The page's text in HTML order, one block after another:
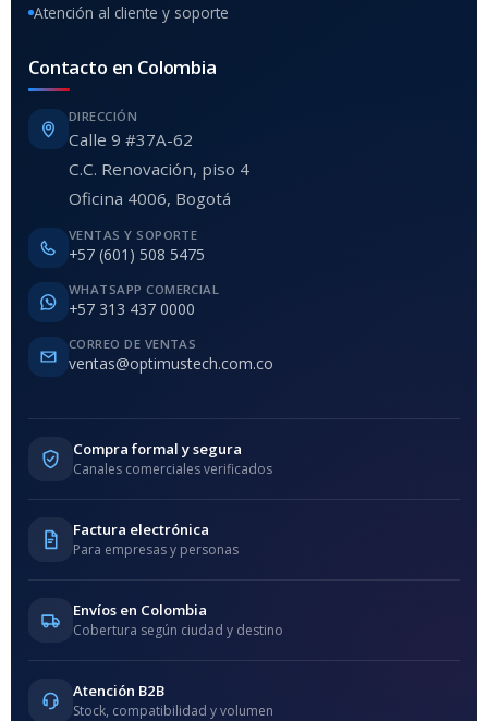
Atención al cliente y soporte
Contacto en Colombia
DIRECCIÓN
Calle 9 #37A-62
C.C. Renovación, piso 4
Oficina 4006, Bogotá
VENTAS Y SOPORTE
+57 (601) 508 5475
WHATSAPP COMERCIAL
+57 313 437 0000
CORREO DE VENTAS
ventas@optimustech.com.co
Compra formal y segura
Canales comerciales verificados
Factura electrónica
Para empresas y personas
Envíos en Colombia
Cobertura según ciudad y destino
Atención B2B
Stock, compatibilidad y volumen